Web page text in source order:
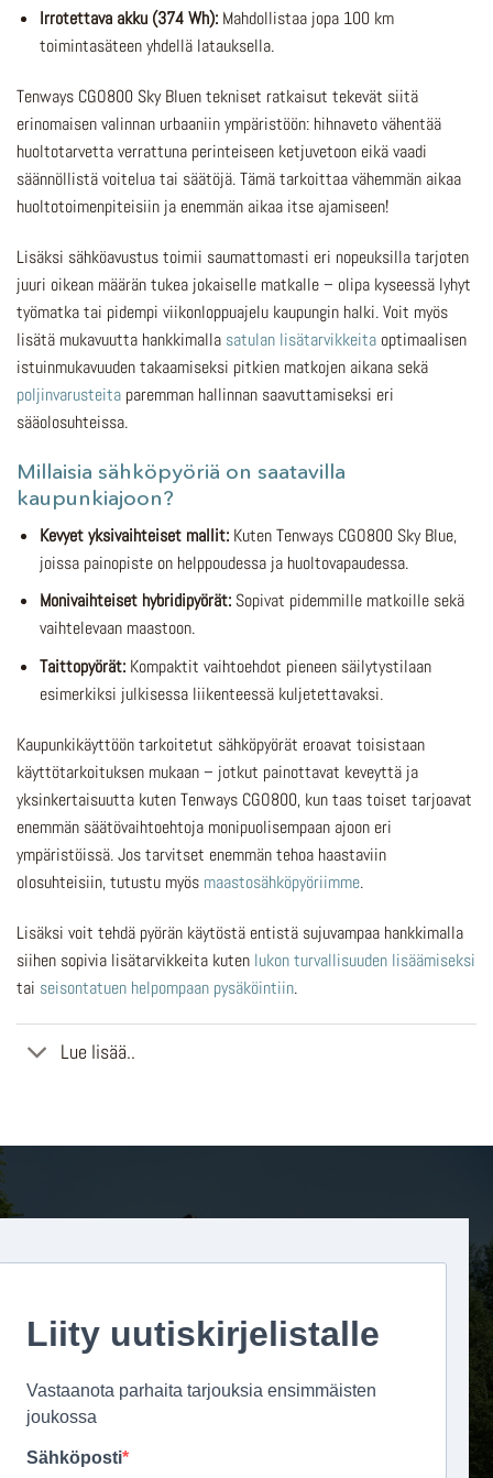
Irrotettava akku (374 Wh):Mahdollistaa jopa 100 km
toimintasäteen yhdellä latauksella.
Tenways CGO800 Sky Bluen tekniset ratkaisut tekevät siitä
erinomaisen valinnan urbaaniin ympäristöön: hihnaveto vähentää
huoltotarvetta verrattuna perinteiseen ketjuvetoon eikä vaadi
säännöllistä voitelua tai säätöjä. Tämä tarkoittaa vähemmän aikaa
huoltotoimenpiteisiin ja enemmän aikaa itse ajamiseen!
Lisäksi sähköavustus toimii saumattomasti eri nopeuksilla tarjoten
juuri oikean määrän tukea jokaiselle matkalle – olipa kyseessä lyhyt
työmatka tai pidempi viikonloppuajelu kaupungin halki. Voit myös
lisätä mukavuutta hankkimalla satulan lisätarvikkeita optimaalisen
istuinmukavuuden takaamiseksi pitkien matkojen aikana sekä
poljinvarusteita paremman hallinnan saavuttamiseksi eri
sääolosuhteissa.
Millaisia sähköpyöriä on saatavilla
kaupunkiajoon?
Kevyet yksivaihteiset mallit:Kuten Tenways CGO800 Sky Blue,
joissa painopiste on helppoudessa ja huoltovapaudessa.
Monivaihteiset hybridipyörät:Sopivat pidemmille matkoille sekä
vaihtelevaan maastoon.
Taittopyörät:Kompaktit vaihtoehdot pieneen säilytystilaan
esimerkiksi julkisessa liikenteessä kuljetettavaksi.
Kaupunkikäyttöön tarkoitetut sähköpyörät eroavat toisistaan
käyttötarkoituksen mukaan – jotkut painottavat keveyttä ja
yksinkertaisuutta kuten Tenways CGO800, kun taas toiset tarjoavat
enemmän säätövaihtoehtoja monipuolisempaan ajoon eri
ympäristöissä. Jos tarvitset enemmän tehoa haastaviin
olosuhteisiin, tutustu myös maastosähköpyöriimme.
Lisäksi voit tehdä pyörän käytöstä entistä sujuvampaa hankkimalla
siihen sopivia lisätarvikkeita kuten lukon turvallisuuden lisäämiseksi
tai seisontatuen helpompaan pysäköintiin.
Lue lisää..